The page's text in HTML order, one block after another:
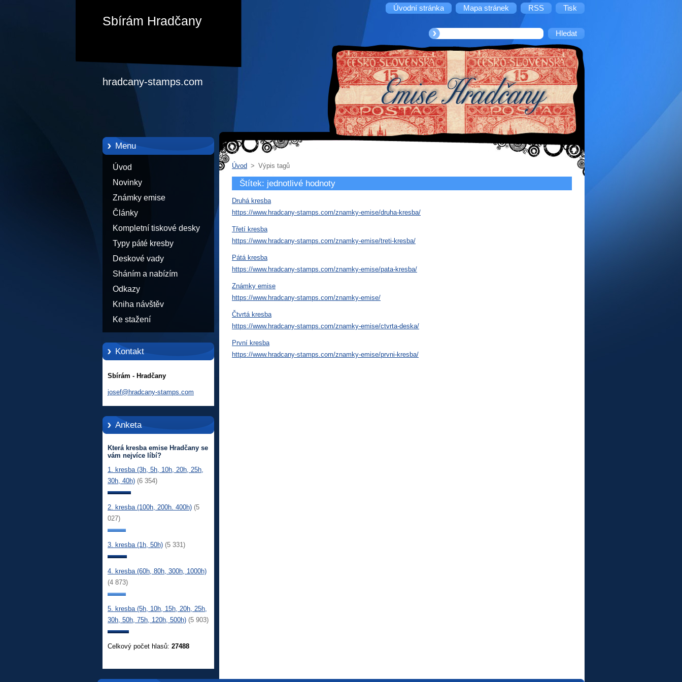
Úvodní stránka Mapa stránek RSS Tisk
Sbírám Hradčany
hradcany-stamps.com
Menu
Úvod
Novinky
Známky emise
Články
Kompletní tiskové desky
Typy páté kresby
Deskové vady
Sháním a nabízím
Odkazy
Kniha návštěv
Ke stažení
Kontakt
Sbírám - Hradčany
josef@hradcany-stamps.com
Anketa
Která kresba emise Hradčany se
vám nejvíce líbí?
1. kresba (3h, 5h, 10h, 20h, 25h,
30h, 40h) (6 354)
2. kresba (100h, 200h. 400h) (5
027)
3. kresba (1h, 50h) (5 331)
4. kresba (60h, 80h, 300h, 1000h)
(4 873)
5. kresba (5h, 10h, 15h, 20h, 25h,
30h, 50h, 75h, 120h, 500h) (5 903)
Celkový počet hlasů: 27488
Úvod > Výpis tagů
Štítek: jednotlivé hodnoty
Druhá kresba
https://www.hradcany-stamps.com/znamky-emise/druha-kresba/
Třetí kresba
https://www.hradcany-stamps.com/znamky-emise/treti-kresba/
Pátá kresba
https://www.hradcany-stamps.com/znamky-emise/pata-kresba/
Známky emise
https://www.hradcany-stamps.com/znamky-emise/
Čtvrtá kresba
https://www.hradcany-stamps.com/znamky-emise/ctvrta-deska/
První kresba
https://www.hradcany-stamps.com/znamky-emise/prvni-kresba/